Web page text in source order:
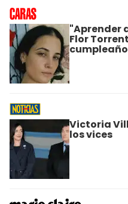
"Aprender
Flor
Victoria
los vices